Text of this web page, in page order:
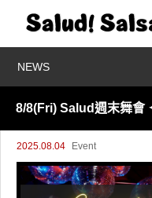
NEWS
8/8(Fri) Salud週末舞
2025.08.04 Event